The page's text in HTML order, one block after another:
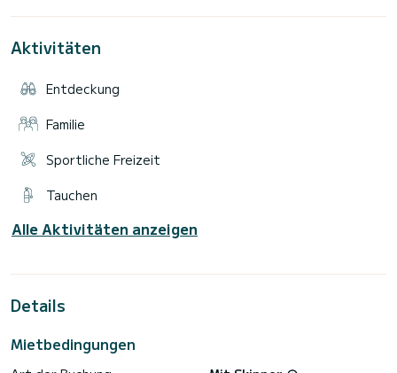
usw.)
Auf den Fotos finden Sie den Komfort dieses Luxusbootes.
Zögern Sie nicht, uns eine Angebotsanfrage zu senden, wir
Aktivitäten
Entdeckung
Familie
Sportliche Freizeit
Tauchen
Alle Aktivitäten anzeigen
Details
Mietbedingungen